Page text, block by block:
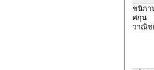
ชนิกา
ศกุน
วาณิช